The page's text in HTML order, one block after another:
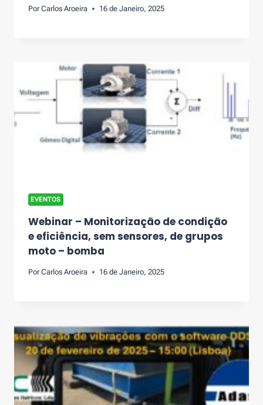
Por Carlos Aroeira 16 de Janeiro, 2025
EVENTOS
Webinar – Monitorização de condição
e eficiência, sem sensores, de grupos
moto – bomba
Por Carlos Aroeira 16 de Janeiro, 2025